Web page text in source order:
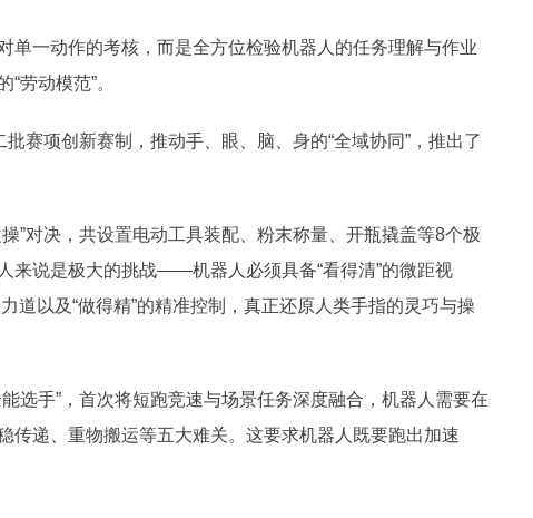
单一动作的考核，而是全方位检验机器人的任务理解与作业
劳动模范”。
赛项创新赛制，推动手、眼、脑、身的“全域协同”，推出了
”对决，共设置电动工具装配、粉末称量、开瓶撬盖等8个极
来说是极大的挑战——机器人必须具备“看得清”的微距视
道以及“做得精”的精准控制，真正还原人类手指的灵巧与操
选手”，首次将短跑竞速与场景任务深度融合，机器人需要在
传递、重物搬运等五大难关。这要求机器人既要跑出加速